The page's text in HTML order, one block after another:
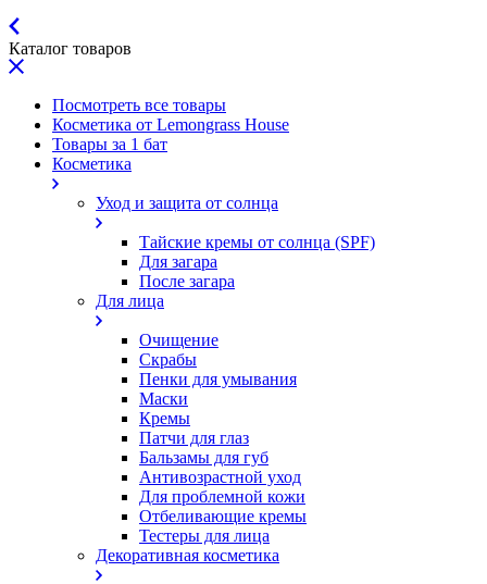
Каталог товаров
Посмотреть все товары
Косметика от Lemongrass House
Товары за 1 бат
Косметика
Уход и защита от солнца
Тайские кремы от солнца (SPF)
Для загара
После загара
Для лица
Очищение
Скрабы
Пенки для умывания
Маски
Кремы
Патчи для глаз
Бальзамы для губ
Антивозрастной уход
Для проблемной кожи
Oтбеливающие кремы
Тестеры для лица
Декоративная косметика